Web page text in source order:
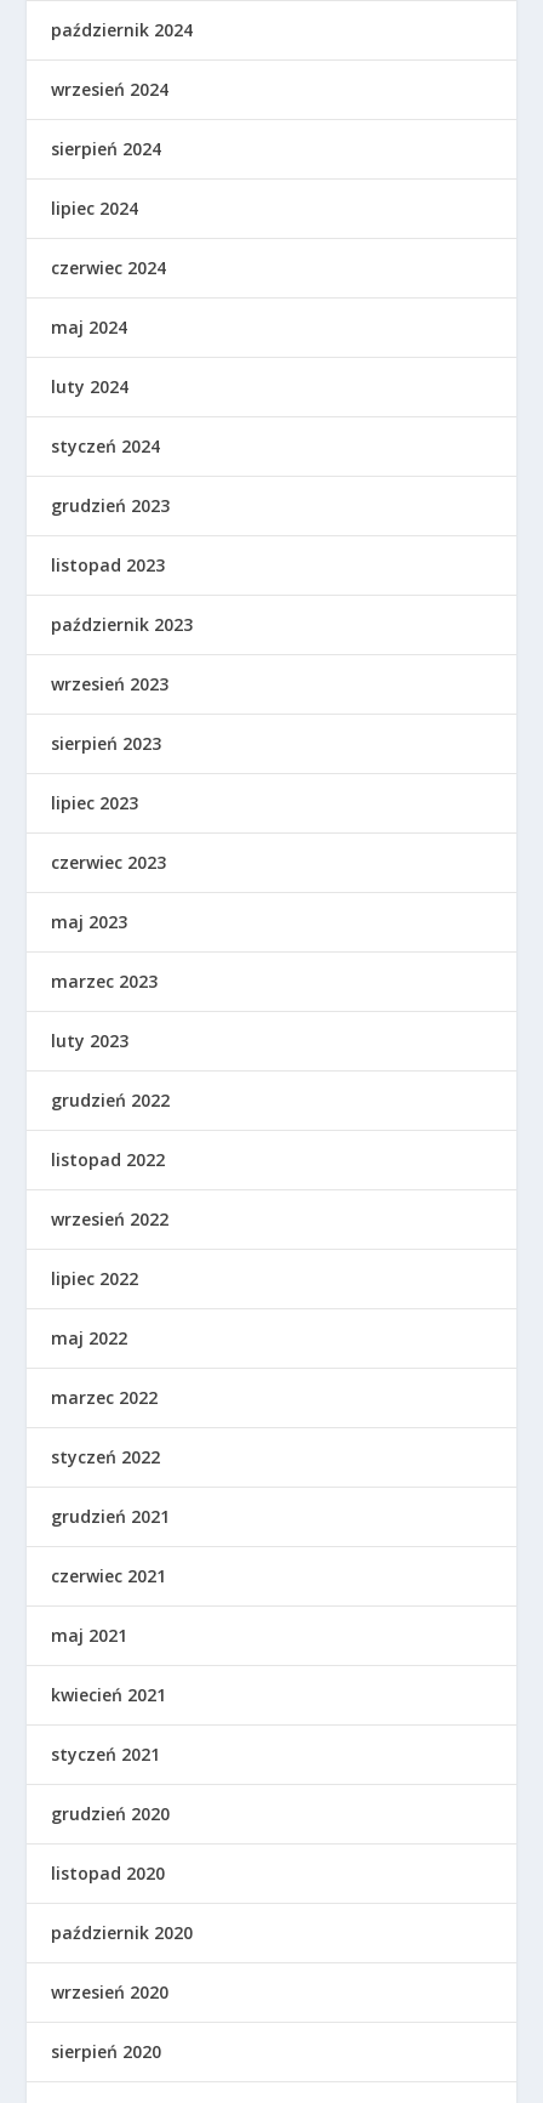
październik 2024
wrzesień 2024
sierpień 2024
lipiec 2024
czerwiec 2024
maj 2024
luty 2024
styczeń 2024
grudzień 2023
listopad 2023
październik 2023
wrzesień 2023
sierpień 2023
lipiec 2023
czerwiec 2023
maj 2023
marzec 2023
luty 2023
grudzień 2022
listopad 2022
wrzesień 2022
lipiec 2022
maj 2022
marzec 2022
styczeń 2022
grudzień 2021
czerwiec 2021
maj 2021
kwiecień 2021
styczeń 2021
grudzień 2020
listopad 2020
październik 2020
wrzesień 2020
sierpień 2020